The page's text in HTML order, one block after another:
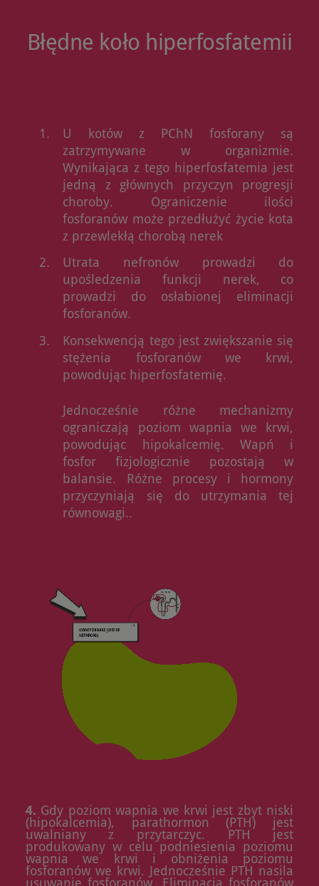
Błędne koło hiperfosfatemii
U kotów z PChN fosforany są
zatrzymywane w organizmie.
Wynikająca z tego hiperfosfatemia jest
jedną z głównych przyczyn progresji
choroby. Ograniczenie ilości
fosforanów może przedłużyć życie kota
z przewlekłą chorobą nerek
Utrata nefronów prowadzi do
upośledzenia funkcji nerek, co
prowadzi do osłabionej eliminacji
fosforanów.
Konsekwencją tego jest zwiększanie się
stężenia fosforanów we krwi,
powodując hiperfosfatemię.
Jednocześnie różne mechanizmy
ograniczają poziom wapnia we krwi,
powodując hipokalcemię. Wapń i
fosfor fizjologicznie pozostają w
balansie. Różne procesy i hormony
przyczyniają się do utrzymania tej
równowagi..
4. Gdy poziom wapnia we krwi jest zbyt niski
(hipokalcemia), parathormon (PTH) jest
uwalniany z przytarczyc. PTH jest
produkowany w celu podniesienia poziomu
wapnia we krwi i obniżenia poziomu
fosforanów we krwi. Jednocześnie PTH nasila
usuwanie fosforanów. Eliminacja fosforanów